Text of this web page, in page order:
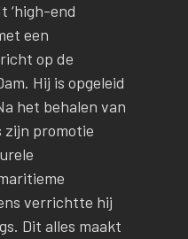
‘high-end
een
op de
Hij is opgeleid
het behalen van
zijn promotie
verrichtte hij
Dit alles maakt